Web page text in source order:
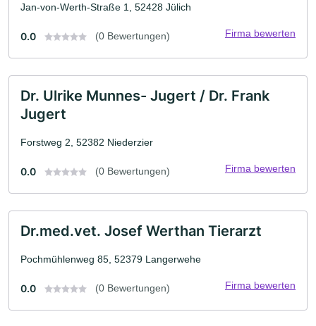
Jan-von-Werth-Straße 1, 52428 Jülich
0.0 (0 Bewertungen) Firma bewerten
Dr. Ulrike Munnes- Jugert / Dr. Frank
Jugert
Forstweg 2, 52382 Niederzier
0.0 (0 Bewertungen) Firma bewerten
Dr.med.vet. Josef Werthan Tierarzt
Pochmühlenweg 85, 52379 Langerwehe
0.0 (0 Bewertungen) Firma bewerten